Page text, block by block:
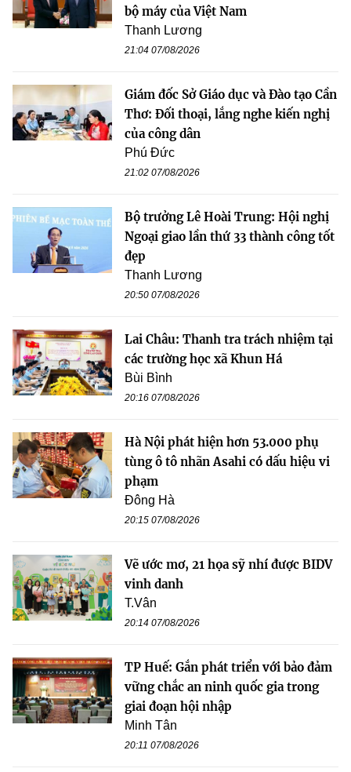
bộ máy của Việt Nam
Thanh Lương
21:04 07/08/2026
Giám đốc Sở Giáo dục và Đào tạo Cần
Thơ: Đối thoại, lắng nghe kiến nghị
của công dân
Phú Đức
21:02 07/08/2026
Bộ trưởng Lê Hoài Trung: Hội nghị
Ngoại giao lần thứ 33 thành công tốt
đẹp
Thanh Lương
20:50 07/08/2026
Lai Châu: Thanh tra trách nhiệm tại
các trường học xã Khun Há
Bùi Bình
20:16 07/08/2026
Hà Nội phát hiện hơn 53.000 phụ
tùng ô tô nhãn Asahi có dấu hiệu vi
phạm
Đông Hà
20:15 07/08/2026
Vẽ ước mơ, 21 họa sỹ nhí được BIDV
vinh danh
T.Vân
20:14 07/08/2026
TP Huế: Gắn phát triển với bảo đảm
vững chắc an ninh quốc gia trong
giai đoạn hội nhập
Minh Tân
20:11 07/08/2026